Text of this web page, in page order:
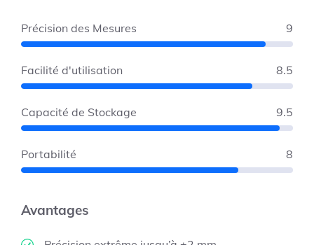
Précision des Mesures 9
Facilité d'utilisation 8.5
Capacité de Stockage 9.5
Portabilité 8
Avantages